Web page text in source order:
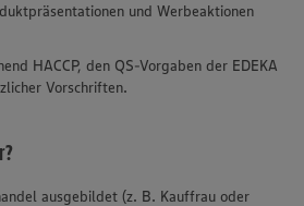
und Werbeaktionen
HACCP, den QS-Vorgaben der EDEKA
Vorschriften.
ausgebildet (z. B. Kauffrau oder